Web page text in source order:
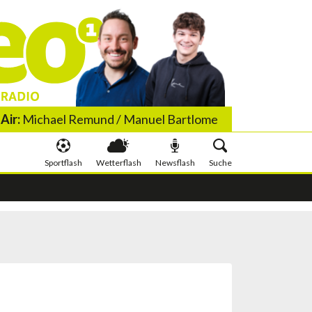
Michael Remund / Manuel Bartlome
Sportflash Wetterflash Newsflash Suche